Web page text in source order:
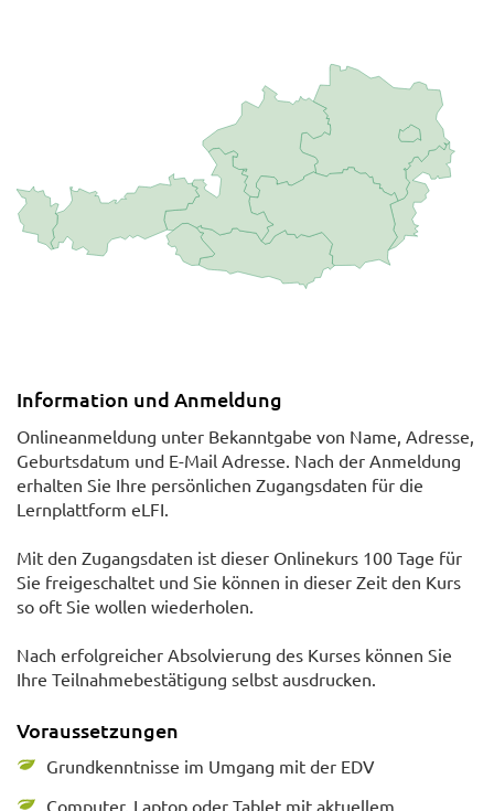
Information und Anmeldung
Onlineanmeldung unter Bekanntgabe von Name, Adresse,
Geburtsdatum und E-Mail Adresse. Nach der Anmeldung
erhalten Sie Ihre persönlichen Zugangsdaten für die
Lernplattform eLFI.
Mit den Zugangsdaten ist dieser Onlinekurs 100 Tage für
Sie freigeschaltet und Sie können in dieser Zeit den Kurs
so oft Sie wollen wiederholen.
Nach erfolgreicher Absolvierung des Kurses können Sie
Ihre Teilnahmebestätigung selbst ausdrucken.
Voraussetzungen
Grundkenntnisse im Umgang mit der EDV
Computer, Laptop oder Tablet mit aktuellem